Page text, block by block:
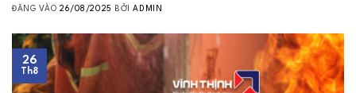
ĐĂNG VÀO26/08/2025 BỞIADMIN
26
Th8